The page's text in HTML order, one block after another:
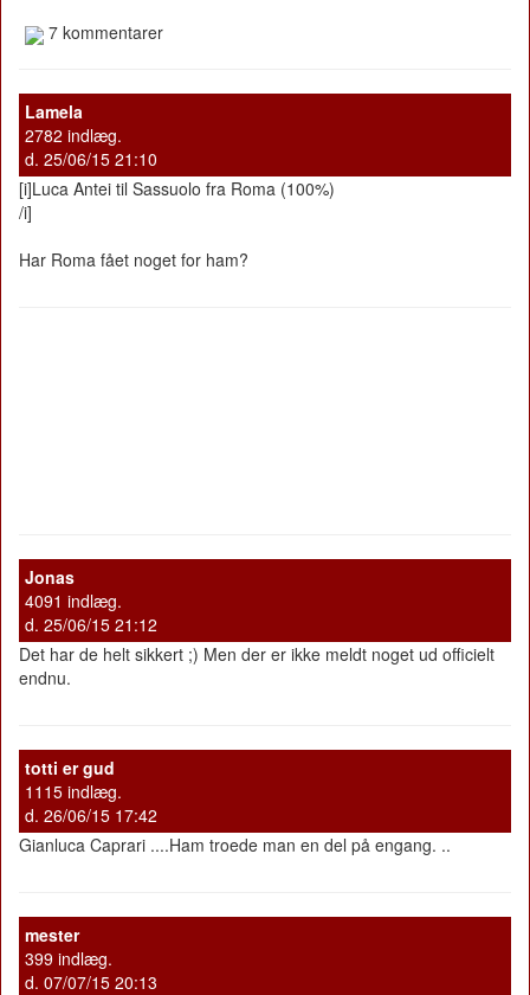
7 kommentarer
Lamela
2782 indlæg.
d. 25/06/15 21:10
[i]Luca Antei til Sassuolo fra Roma (100%)
/i]
Har Roma fået noget for ham?
Jonas
4091 indlæg.
d. 25/06/15 21:12
Det har de helt sikkert ;) Men der er ikke meldt noget ud officielt
endnu.
totti er gud
1115 indlæg.
d. 26/06/15 17:42
Gianluca Caprari ....Ham troede man en del på engang. ..
mester
399 indlæg.
d. 07/07/15 20:13